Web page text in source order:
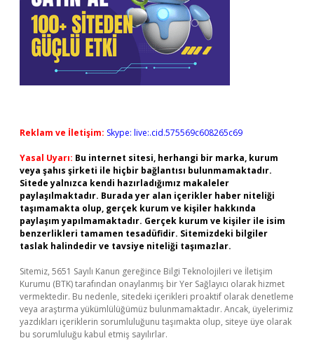
Reklam ve İletişim: Skype: live:.cid.575569c608265c69
Yasal Uyarı: Bu internet sitesi, herhangi bir marka, kurum
veya şahıs şirketi ile hiçbir bağlantısı bulunmamaktadır.
Sitede yalnızca kendi hazırladığımız makaleler
paylaşılmaktadır. Burada yer alan içerikler haber niteliği
taşımamakta olup, gerçek kurum ve kişiler hakkında
paylaşım yapılmamaktadır. Gerçek kurum ve kişiler ile isim
benzerlikleri tamamen tesadüfidir. Sitemizdeki bilgiler
taslak halindedir ve tavsiye niteliği taşımazlar.
Sitemiz, 5651 Sayılı Kanun gereğince Bilgi Teknolojileri ve İletişim
Kurumu (BTK) tarafından onaylanmış bir Yer Sağlayıcı olarak hizmet
vermektedir. Bu nedenle, sitedeki içerikleri proaktif olarak denetleme
veya araştırma yükümlülüğümüz bulunmamaktadır. Ancak, üyelerimiz
yazdıkları içeriklerin sorumluluğunu taşımakta olup, siteye üye olarak
bu sorumluluğu kabul etmiş sayılırlar.